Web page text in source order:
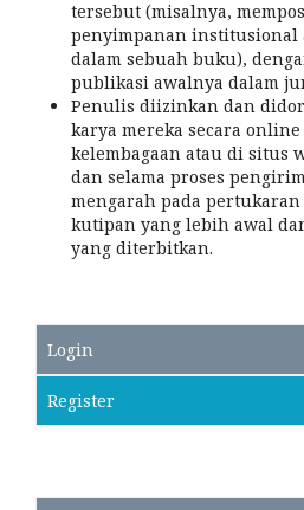
tersebut (misalnya,
penyimpanan institusional
dalam sebuah buku),
publikasi awalnya dalam
Penulis diizinkan dan
karya mereka secara
kelembagaan atau di situs
dan selama proses
mengarah pada
kutipan yang lebih awal
yang diterbitkan.
Login
Register